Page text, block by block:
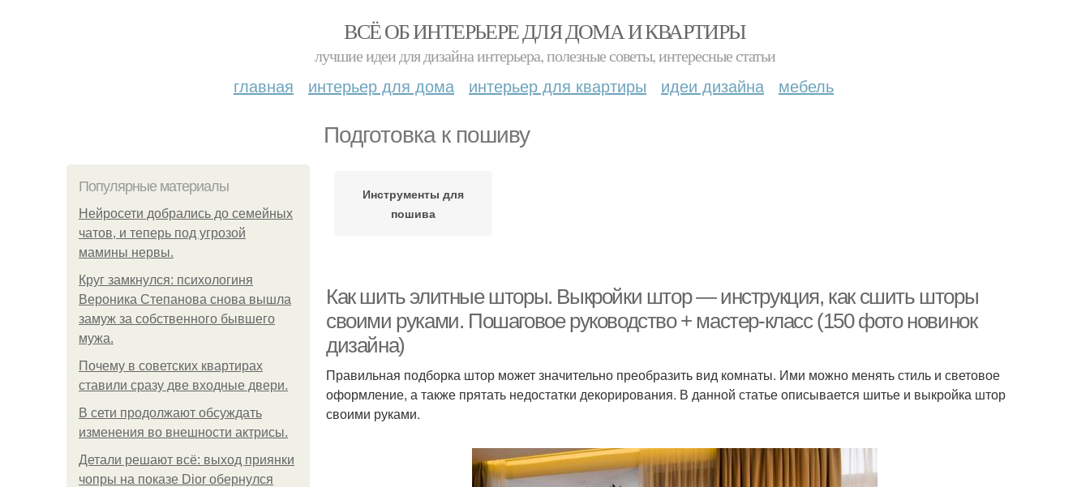
ВСЁ ОБ ИНТЕРЬЕРЕ ДЛЯ ДОМА И КВАРТИРЫ
лучшие идеи для дизайна интерьера, полезные советы, интересные статьи
главная интерьер для дома интерьер для квартиры идеи дизайна мебель
Подготовка к пошиву
Популярные материалы
Нейросети добрались до семейных
чатов, и теперь под угрозой
мамины нервы.
Круг замкнулся: психологиня
Вероника Степанова снова вышла
замуж за собственного бывшего
мужа.
Почему в советских квартирах
ставили сразу две входные двери.
В сети продолжают обсуждать
изменения во внешности актрисы.
Детали решают всё: выход приянки
чопры на показе Dior обернулся
Инструменты для
пошива
Как шить элитные шторы. Выкройки штор — инструкция, как сшить шторы
своими руками. Пошаговое руководство + мастер-класс (150 фото новинок
дизайна)
Правильная подборка штор может значительно преобразить вид комнаты. Ими можно менять стиль и световое
оформление, а также прятать недостатки декорирования. В данной статье описывается шитье и выкройка штор
своими руками.